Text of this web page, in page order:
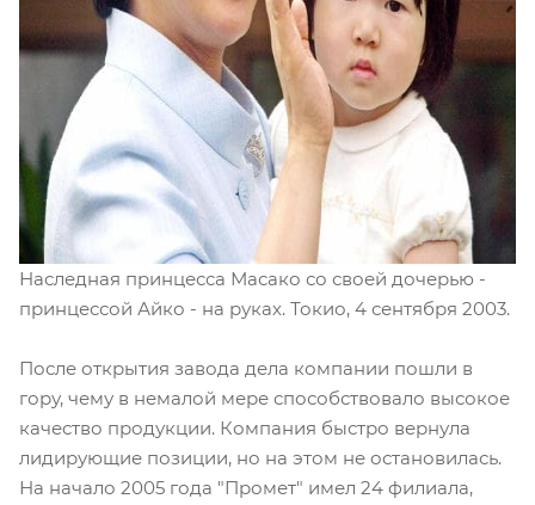
Наследная принцесса Масако со своей дочерью -
принцессой Айко - на руках. Токио, 4 сентября 2003.
После открытия завода дела компании пошли в
гору, чему в немалой мере способствовало высокое
качество продукции. Компания быстро вернула
лидирующие позиции, но на этом не остановилась.
На начало 2005 года "Промет" имел 24 филиала,